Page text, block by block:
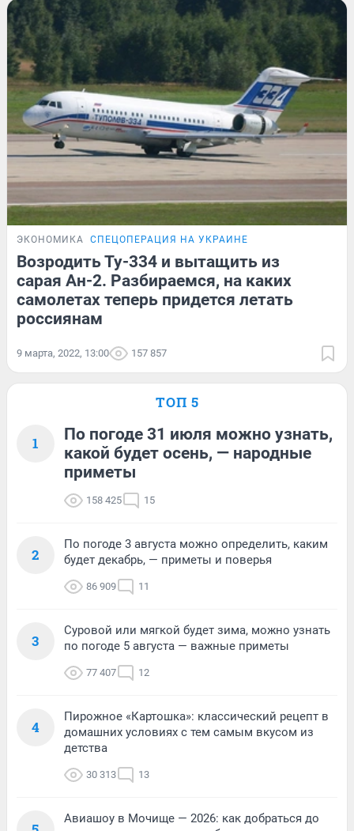
ЭКОНОМИКА СПЕЦОПЕРАЦИЯ НА УКРАИНЕ
Возродить Ту-334 и вытащить из
сарая Ан-2. Разбираемся, на каких
самолетах теперь придется летать
россиянам
9 марта, 2022, 13:00 157 857
ТОП 5
1
По погоде 31 июля можно узнать,
какой будет осень, — народные
приметы
158 425 15
2
По погоде 3 августа можно определить, каким
будет декабрь, — приметы и поверья
86 909 11
3
Суровой или мягкой будет зима, можно узнать
по погоде 5 августа — важные приметы
77 407 12
4
Пирожное «Картошка»: классический рецепт в
домашних условиях с тем самым вкусом из
детства
30 313 13
Авиашоу в Мочище — 2026: как добраться до